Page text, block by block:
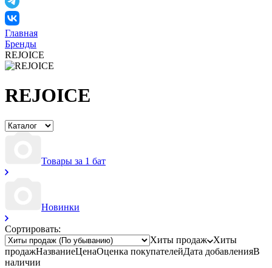
Главная
Бренды
REJOICE
REJOICE
Товары за 1 бат
Новинки
Сортировать:
Хиты продаж
Хиты
продажНазваниеЦенаОценка покупателейДата добавленияВ
наличии